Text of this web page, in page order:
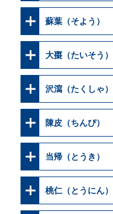
蘇葉（そよう）
大棗（たいそう）
沢瀉（たくしゃ）
陳皮（ちんぴ）
当帰（とうき）
桃仁（とうにん）